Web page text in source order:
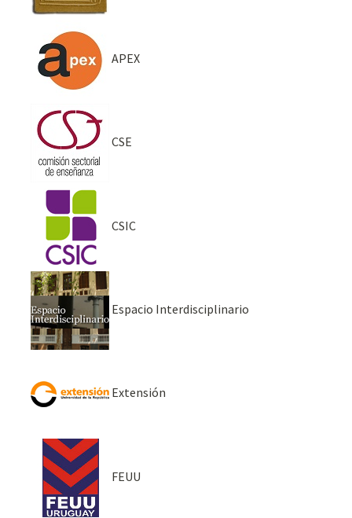
APEX
CSE
CSIC
Espacio Interdisciplinario
Extensión
FEUU